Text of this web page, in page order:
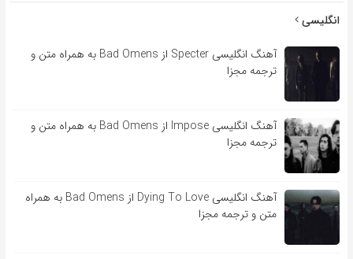
انگلیسی
آهنگ انگلیسی Specter از Bad Omens به همراه متن و
ترجمه مجزا
آهنگ انگلیسی Impose از Bad Omens به همراه متن و
ترجمه مجزا
آهنگ انگلیسی Dying To Love از Bad Omens به همراه
متن و ترجمه مجزا